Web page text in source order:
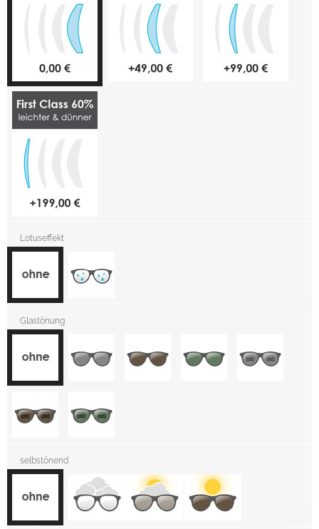
Lotuseffekt
Glastönung
selbstönend